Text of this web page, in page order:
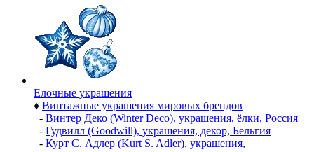
Елочные украшения
♦ Винтажные украшения мировых брендов
- Винтер Деко (Winter Deco), украшения, ёлки, Россия
- Гудвилл (Goodwill), украшения, декор, Бельгия
- Курт С. Адлер (Kurt S. Adler), украшения,